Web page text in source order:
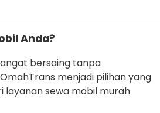
Anda?
bersaing tanpa
menjadi pilihan yang
layanan sewa mobil murah